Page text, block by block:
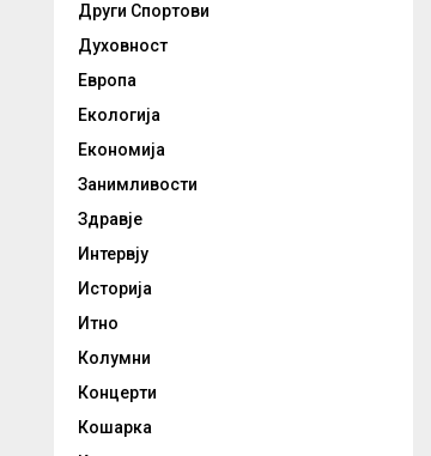
Други Спортови
Духовност
Европа
Екологија
Економија
Занимливости
Здравје
Интервју
Историја
Итно
Колумни
Концерти
Кошарка